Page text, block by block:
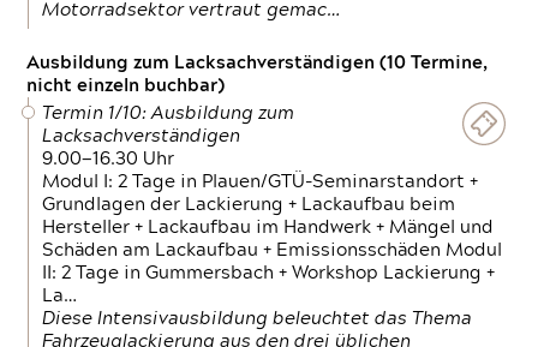
Motorradsektor vertraut gemac…
Ausbildung zum Lacksachverständigen (10 Termine,
nicht einzeln buchbar)
Termin 1/10: Ausbildung zum
Lacksachverständigen
9.00—16.30 Uhr
Modul I: 2 Tage in Plauen/GTÜ-Seminarstandort +
Grundlagen der Lackierung + Lackaufbau beim
Hersteller + Lackaufbau im Handwerk + Mängel und
Schäden am Lackaufbau + Emissionsschäden Modul
II: 2 Tage in Gummersbach + Workshop Lackierung +
La…
Diese Intensivausbildung beleuchtet das Thema
Fahrzeuglackierung aus den drei üblichen